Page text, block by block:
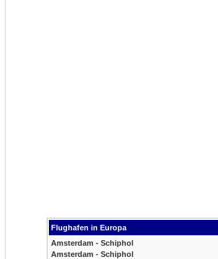
Flughafen in Europa
Amsterdam - Schiphol
Amsterdam - Schiphol